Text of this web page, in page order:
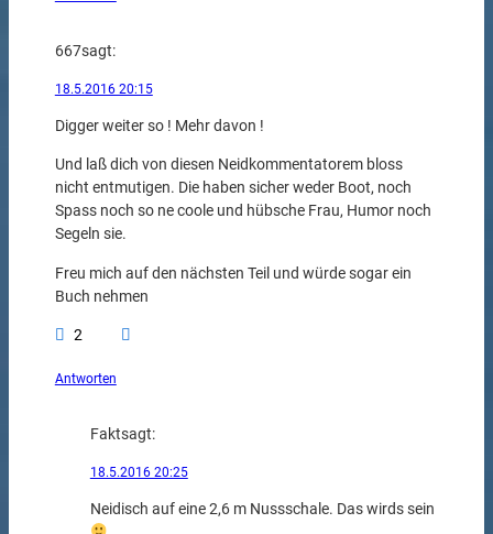
667sagt:
18.5.2016 20:15
Digger weiter so ! Mehr davon !
Und laß dich von diesen Neidkommentatorem bloss
nicht entmutigen. Die haben sicher weder Boot, noch
Spass noch so ne coole und hübsche Frau, Humor noch
Segeln sie.
Freu mich auf den nächsten Teil und würde sogar ein
Buch nehmen
2
Antworten
Faktsagt:
18.5.2016 20:25
Neidisch auf eine 2,6 m Nussschale. Das wirds sein